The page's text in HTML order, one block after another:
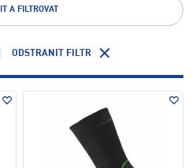
A FILTROVAT
ODSTRANIT FILTR